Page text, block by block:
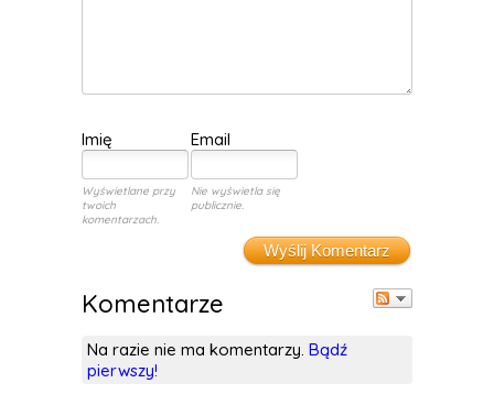
Komentarze
Na razie nie ma komentarzy. Bądź
pierwszy!
Imię Email
Wyświetlane przy
twoich
komentarzach.
Nie wyświetla się
publicznie.
Wyślij Komentarz